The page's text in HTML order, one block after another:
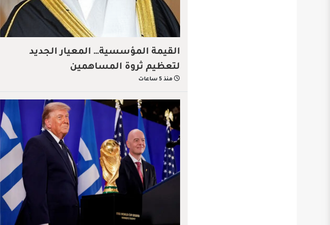
القيمة المؤسسية… المعيار الجديد
لتعظيم ثروة المساهمين
منذ 5 ساعات